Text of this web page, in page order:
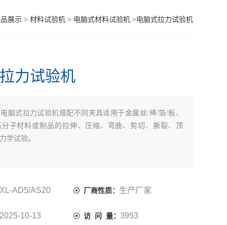
展示> 材料试验机> 电脑式材料试验机>电脑式拉力试验机
力试验机
电脑式拉力试验机搭配不同夹具适用于金属丝/棒/箔/板、
子材料或制品的拉伸、压缩、弯曲、剪切、撕裂、顶
学试验。
XL-AD5/AS20 厂商性质： 生产厂家
2025-10-13 访 问 量： 3953